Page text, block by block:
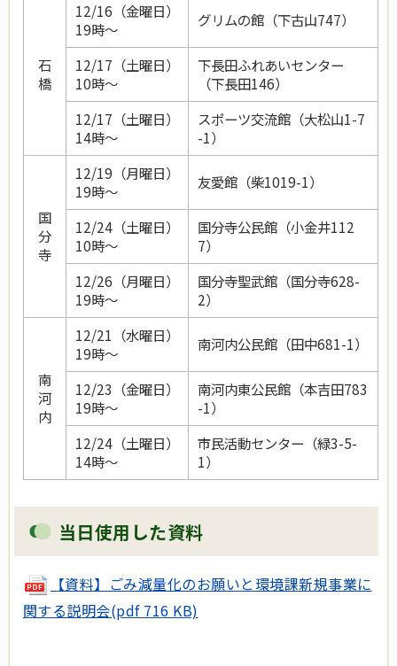
石
橋
12/16（金曜日）
19時～
グリムの館（下古山747）
12/17（土曜日）
10時～
下長田ふれあいセンター
（下長田146）
12/17（土曜日）
14時～
スポーツ交流館（大松山1-7
-1）
国
分
寺
12/19（月曜日）
19時～
友愛館（柴1019-1）
12/24（土曜日）
10時～
国分寺公民館（小金井112
7）
12/26（月曜日）
19時～
国分寺聖武館（国分寺628-
2）
南
河
内
12/21（水曜日）
19時～
南河内公民館（田中681-1）
12/23（金曜日）
19時～
南河内東公民館（本吉田783
-1）
12/24（土曜日）
14時～
市民活動センター（緑3-5-
1）
当日使用した資料
【資料】ごみ減量化のお願いと環境課新規事業に
関する説明会(pdf 716 KB)